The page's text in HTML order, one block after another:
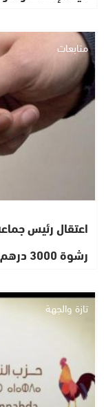
متابعات
اعتقال رئيس
رشوة 3000 درهم
تازة والجهة